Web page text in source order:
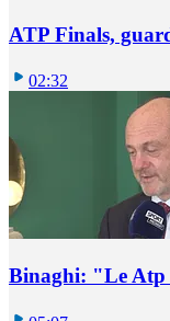
ATP Finals,
02:32
Binaghi: "Le Atp